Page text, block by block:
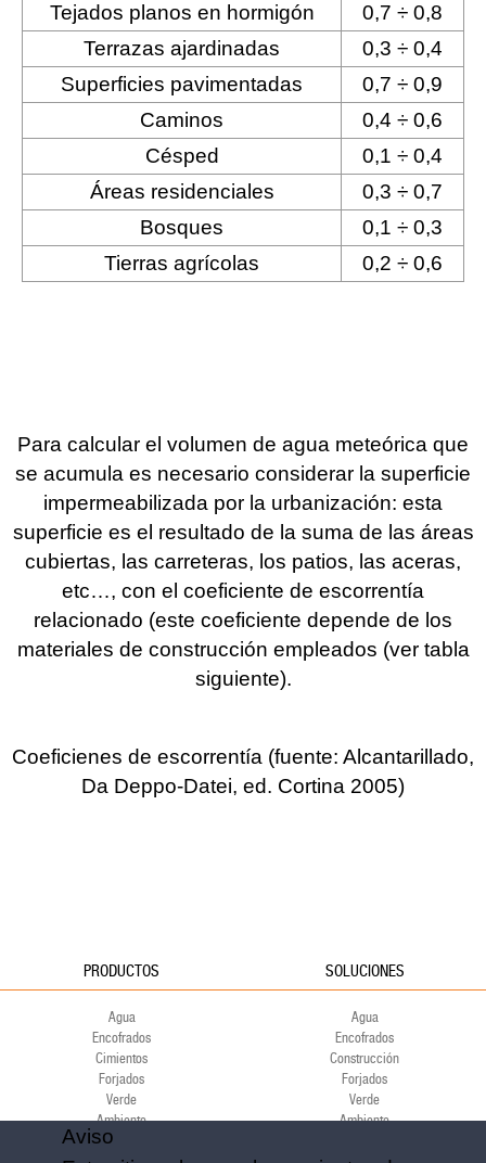
Tejados planos en hormigón
0,7 ÷ 0,8
Terrazas ajardinadas
0,3 ÷ 0,4
Superficies pavimentadas
0,7 ÷ 0,9
Caminos
0,4 ÷ 0,6
Césped
0,1 ÷ 0,4
Áreas residenciales
0,3 ÷ 0,7
Bosques
0,1 ÷ 0,3
Tierras agrícolas
0,2 ÷ 0,6
Para calcular el volumen de agua meteórica que
se acumula es necesario considerar la superficie
impermeabilizada por la urbanización: esta
superficie es el resultado de la suma de las áreas
cubiertas, las carreteras, los patios, las aceras,
etc…, con el coeficiente de escorrentía
relacionado (este coeficiente depende de los
materiales de construcción empleados (ver tabla
siguiente).
Coeficienes de escorrentía (fuente: Alcantarillado,
Da Deppo-Datei, ed. Cortina 2005)
PRODUCTOS
Agua
Encofrados
Cimientos
Forjados
Verde
Ambiente
Deporte
SOLUCIONES
Agua
Encofrados
Construcción
Forjados
Verde
Ambiente
Aviso